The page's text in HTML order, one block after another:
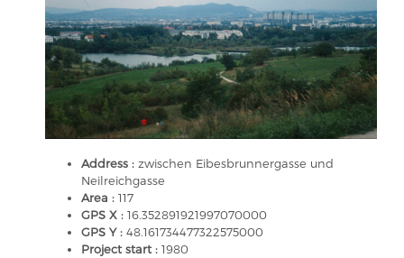
Address : zwischen Eibesbrunnergasse und
Neilreichgasse
Area : 117
GPS X : 16.352891921997070000
GPS Y : 48.161734477322575000
Project start : 1980